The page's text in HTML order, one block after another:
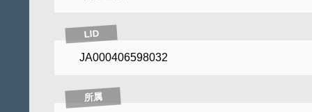
LID
JA000406598032
所属